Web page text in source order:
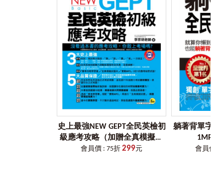
讀者可以掃描書中的QR Code連結，或是於App商城搜尋
「Youtor App」（內含VRP虛擬點讀筆）下載即可。
2.為什麼會有「VRP虛擬點讀筆」？
以往讀者購買語言學習工具書時，為了要聽隨書附贈的音檔，
總是要拿出已經很少在用的CD播放器或利用電腦，又或是轉存
到手機來使用，耗時又不方便。
坊間當然也有推出「點讀筆」來改善此種學習上的不方便，但
是一支筆加一本書往往就要二、三千元，且各家點讀筆又不相
容，CP值真的很低。
後來雖然有了利用QR Code掃描下載檔案至手機來聽取音檔的方
式，但手機不僅必須要一直處在上網的狀態，且從掃描到聽取
音檔的時間往往要花個5秒以上，很令人氣結。
因此，我們為了同時解決讀者以上三種困擾，特別領先全球開
發了「VRP虛擬點讀筆」，並獲得專利，希望這個輔助學習的
工具，能讓讀者不僅不用再額外花錢，且使用率和相容性也是
史上最強NEW GEPT全民英檢初
級應考攻略（加贈全真模擬試
題冊+實戰MP3）
會員價 : 75折 299元
躺著背單字
會員價 :